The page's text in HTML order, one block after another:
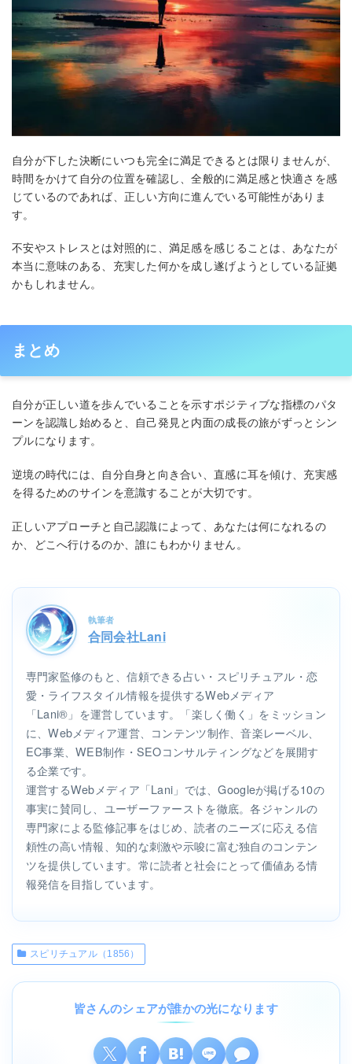
自分が下した決断にいつも完全に満足できるとは限りませんが、
時間をかけて自分の位置を確認し、全般的に満足感と快適さを感
じているのであれば、正しい方向に進んでいる可能性がありま
す。
不安やストレスとは対照的に、満足感を感じることは、あなたが
本当に意味のある、充実した何かを成し遂げようとしている証拠
かもしれません。
まとめ
自分が正しい道を歩んでいることを示すポジティブな指標のパタ
ーンを認識し始めると、自己発見と内面の成長の旅がずっとシン
プルになります。
逆境の時代には、自分自身と向き合い、直感に耳を傾け、充実感
を得るためのサインを意識することが大切です。
正しいアプローチと自己認識によって、あなたは何になれるの
か、どこへ行けるのか、誰にもわかりません。
執筆者
合同会社Lani
専門家監修のもと、信頼できる占い・スピリチュアル・恋
愛・ライフスタイル情報を提供するWebメディア
「Lani®」を運営しています。「楽しく働く」をミッション
に、Webメディア運営、コンテンツ制作、音楽レーベル、
EC事業、WEB制作・SEOコンサルティングなどを展開す
る企業です。
運営するWebメディア「Lani」では、Googleが掲げる10の
事実に賛同し、ユーザーファーストを徹底。各ジャンルの
専門家による監修記事をはじめ、読者のニーズに応える信
頼性の高い情報、知的な刺激や示唆に富む独自のコンテン
ツを提供しています。常に読者と社会にとって価値ある情
報発信を目指しています。
スピリチュアル（1856）
皆さんのシェアが誰かの光になります